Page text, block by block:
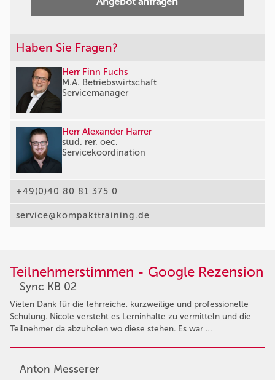
Haben Sie Fragen?
Herr Finn Fuchs
M.A. Betriebswirtschaft
Servicemanager
Herr Alexander Harrer
stud. rer. oec.
Servicekoordination
+49(0)40 80 81 375 0
service@kompakttraining.de
Teilnehmerstimmen - Google Rezension
Sync KB 02
Vielen Dank für die lehrreiche, kurzweilige und professionelle
Schulung. Nicole versteht es Lerninhalte zu vermitteln und die
Teilnehmer da abzuholen wo diese stehen. Es war …
Anton Messerer